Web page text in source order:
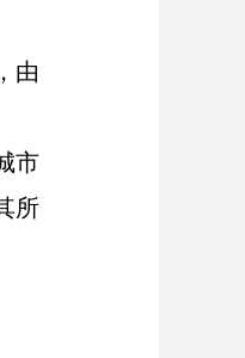
由
市
所